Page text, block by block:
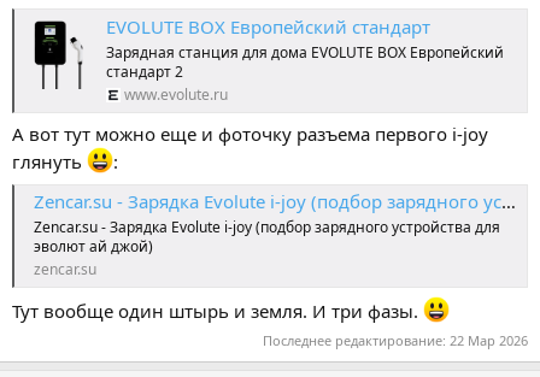
EVOLUTE BOX Европейский стандарт
Зарядная станция для дома EVOLUTE BOX Европейский
стандарт 2
www.evolute.ru
А вот тут можно еще и фоточку разъема первого i-joy
глянуть
:
Zencar.su - Зарядка Evolute i-joy (подбор зарядного устройства для эволют ай джой) Зарядные устройства Zencar
Zencar.su - Зарядка Evolute i-joy (подбор зарядного устройства для
эволют ай джой)
zencar.su
Тут вообще один штырь и земля. И три фазы.
Последнее редактирование: 22 Мар 2026